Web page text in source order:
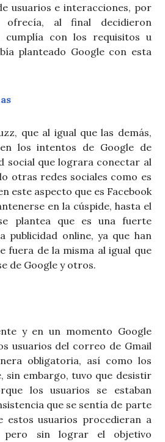
usuarios e interacciones, por
ofrecía, al final decidieron
cumplía con los requisitos u
planteado Google con esta
que al igual que las demás,
los intentos de Google de
social que lograra conectar al
otras redes sociales como es
este aspecto que es Facebook
en la cúspide, hasta el
plantea que es una fuerte
publicidad online, ya que han
fuera de la misma al igual que
de Google y otros.
y en un momento Google
usuarios del correo de Gmail
obligatoria, así como los
sin embargo, tuvo que desistir
los usuarios se estaban
que se sentía de parte
estos usuarios procedieran a
pero sin lograr el objetivo